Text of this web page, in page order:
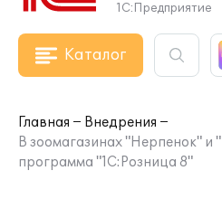
1С:Предприятие
Каталог
Главная
Внедрения
В зоомагазинах "Нерпенок" и
программа "1С:Розница 8"